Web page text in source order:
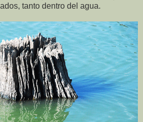
tanto dentro del agua.